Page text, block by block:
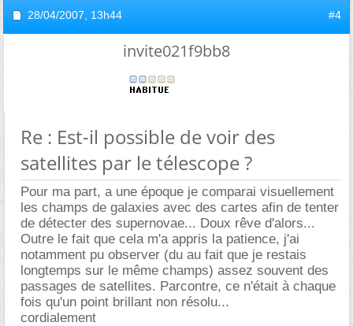
28/04/2007, 13h44 #4
invite021f9bb8
Re : Est-il possible de voir des
satellites par le télescope ?
Pour ma part, a une époque je comparai visuellement
les champs de galaxies avec des cartes afin de tenter
de détecter des supernovae... Doux rêve d'alors...
Outre le fait que cela m'a appris la patience, j'ai
notamment pu observer (du au fait que je restais
longtemps sur le même champs) assez souvent des
passages de satellites. Parcontre, ce n'était à chaque
fois qu'un point brillant non résolu...
cordialement